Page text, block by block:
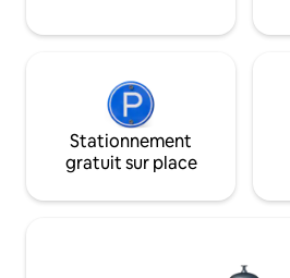
Stationnement
gratuit sur place